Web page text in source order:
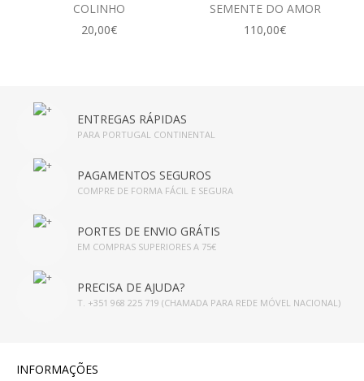
COLINHO
20,00€
SEMENTE DO AMOR
110,00€
ENTREGAS RÁPIDAS
PARA PORTUGAL CONTINENTAL
PAGAMENTOS SEGUROS
COMPRE DE FORMA FÁCIL E SEGURA
PORTES DE ENVIO GRÁTIS
EM COMPRAS SUPERIORES A 75€
PRECISA DE AJUDA?
T. +351 968 225 719 (CHAMADA PARA REDE MÓVEL NACIONAL)
INFORMAÇÕES